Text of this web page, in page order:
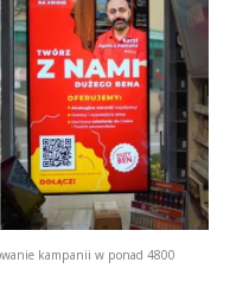
kampanii w ponad 4800